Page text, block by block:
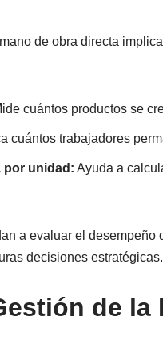
de obra directa
cuántos productos se
cuántos trabajadores
por unidad: Ayuda a
a evaluar el
decisiones estratégicas.
de la